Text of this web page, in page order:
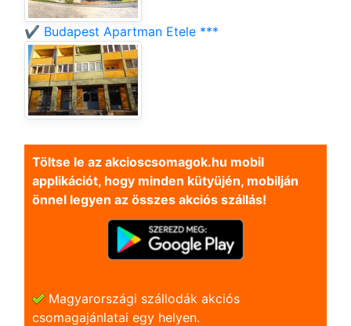
✔️ Budapest Apartman Etele ***
Töltse le az akcioscsomagok.hu mobil
applikációt, hogy minden kütyüjén, mobilján
önnel legyen az összes akciós szállás!
Magyarországi szállodák akciós
csomagajánlatai egy helyen.